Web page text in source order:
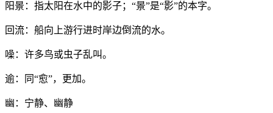
阳景：指太阳在水中的影子；“景”是“影”的本字。
回流：船向上游行进时岸边倒流的水。
噪：许多鸟或虫子乱叫。
逾：同“愈”，更加。
幽：宁静、幽静